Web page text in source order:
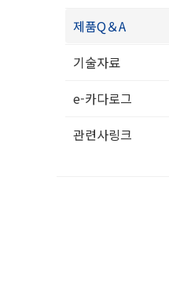
제품Q＆A
기술자료
e-카다로그
관련사링크